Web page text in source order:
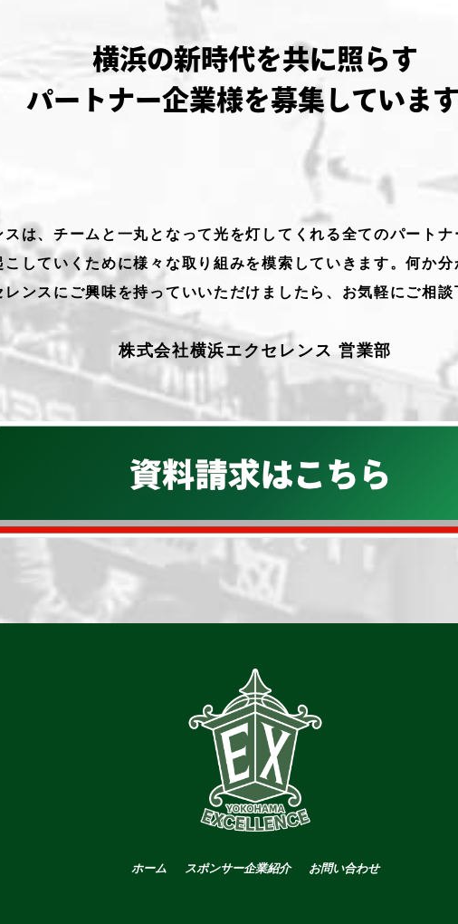
横浜の新時代を共に照らす
パートナー企業様を募集していま
スは、チームと一丸となって光を灯してくれる全てのパート
こしていくために様々な取り組みを模索していきます。何か
レンスにご興味を持っていいただけましたら、お気軽にご相談
株式会社横浜エクセレンス 営業部
ホーム スポンサー企業紹介 お問い合わせ